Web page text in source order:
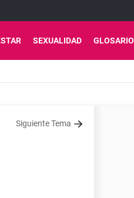
SEXUALIDAD GLOSARIO
Siguiente Tema